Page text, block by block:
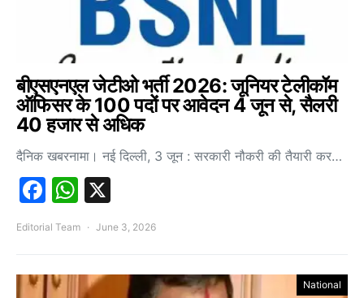
बीएसएनएल जेटीओ भर्ती 2026: जूनियर टेलीकॉम
ऑफिसर के 100 पदों पर आवेदन 4 जून से, सैलरी
40 हजार से अधिक
दैनिक खबरनामा। नई दिल्ली, 3 जून : सरकारी नौकरी की तैयारी कर…
Facebook
WhatsApp
Editorial Team June 3, 2026
National